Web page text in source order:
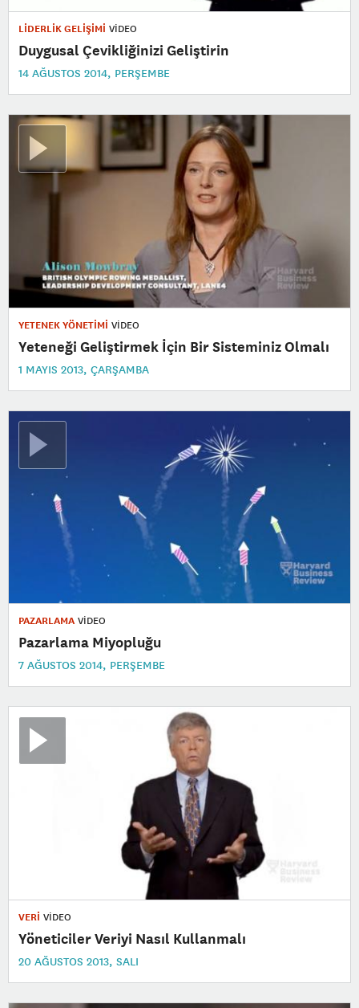
LİDERLİK GELİŞİMİ VİDEO
Duygusal Çevikliğinizi Geliştirin
14 AĞUSTOS 2014, PERŞEMBE
YETENEK YÖNETİMİ VİDEO
Yeteneği Geliştirmek İçin Bir Sisteminiz Olmalı
1 MAYIS 2013, ÇARŞAMBA
PAZARLAMA VİDEO
Pazarlama Miyopluğu
7 AĞUSTOS 2014, PERŞEMBE
VERİ VİDEO
Yöneticiler Veriyi Nasıl Kullanmalı
20 AĞUSTOS 2013, SALI